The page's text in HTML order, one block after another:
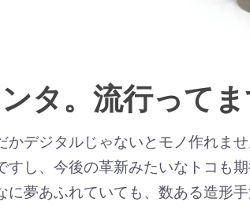
タ。流行ってま
かデジタルじゃないとモノ作れま
すし、今後の革新みたいなトコも
に夢あふれていても、数ある造形